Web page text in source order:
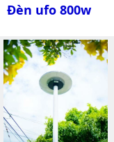
Đèn ufo 800w